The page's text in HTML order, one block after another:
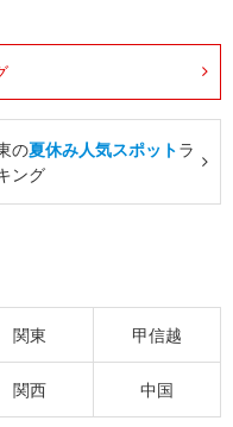
の夏休み人気スポットラ
ング
関東 甲信越
関西 中国